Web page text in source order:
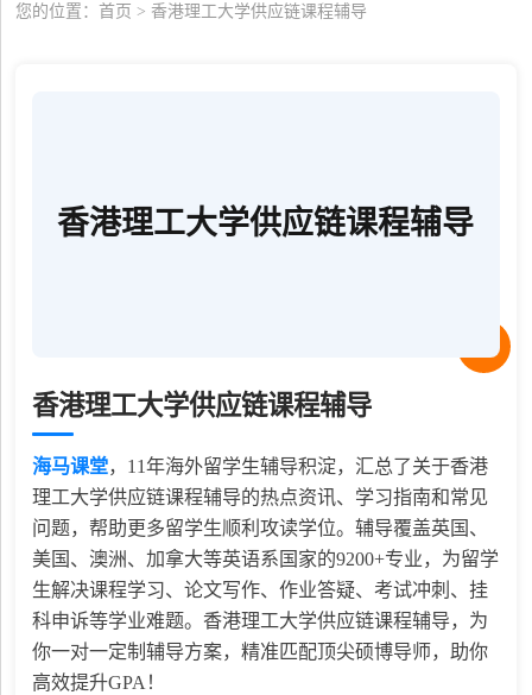
您的位置：首页 > 香港理工大学供应链课程辅导
香港理工大学供应链课程辅导
香港理工大学供应链课程辅导
海马课堂， 11年海外留学生辅导积淀，汇总了关于香港
理工大学供应链课程辅导的热点资讯、学习指南和常见
问题，帮助更多留学生顺利攻读学位。辅导覆盖英国、
美国、澳洲、加拿大等英语系国家的9200+专业，为留学
生解决课程学习、论文写作、作业答疑、考试冲刺、挂
科申诉等学业难题。香港理工大学供应链课程辅导，为
你一对一定制辅导方案，精准匹配顶尖硕博导师，助你
高效提升GPA！